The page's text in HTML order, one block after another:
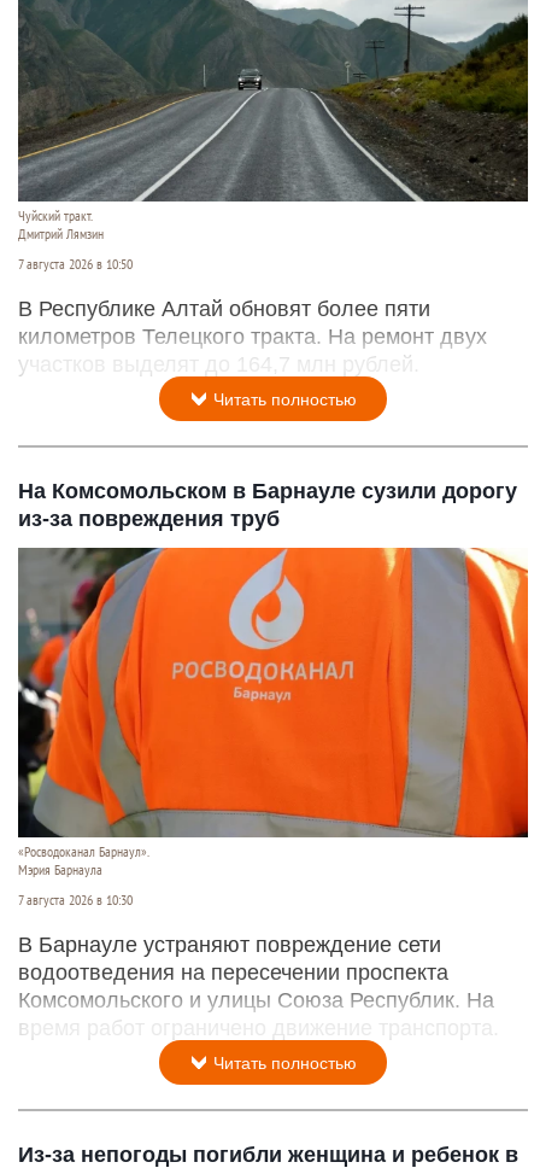
Чуйский тракт.
Дмитрий Лямзин
7 августа 2026 в 10:50
В Республике Алтай обновят более пяти
километров Телецкого тракта. На ремонт двух
участков выделят до 164,7 млн рублей.
Читать полностью
На Комсомольском в Барнауле сузили дорогу
из-за повреждения труб
«Росводоканал Барнаул».
Мэрия Барнаула
7 августа 2026 в 10:30
В Барнауле устраняют повреждение сети
водоотведения на пересечении проспекта
Комсомольского и улицы Союза Республик. На
время работ ограничено движение транспорта.
Читать полностью
Из-за непогоды погибли женщина и ребенок в